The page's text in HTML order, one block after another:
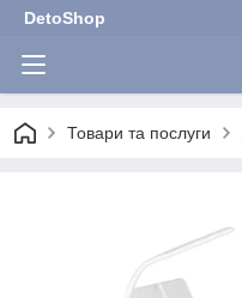
DetoShop
Товари та послуги